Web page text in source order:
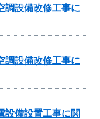
調設備改修工事に
調設備改修工事に
設備設置工事に関